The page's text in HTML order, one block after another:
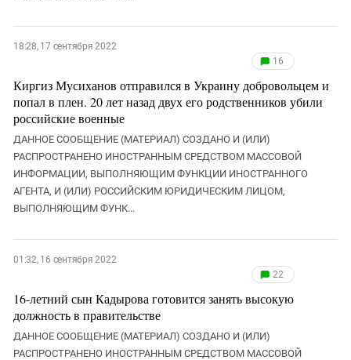
18:28, 17 сентября 2022
16
Киргиз Мусиханов отправился в Украину добровольцем и
попал в плен. 20 лет назад двух его родственников убили
российские военные
ДАННОЕ СООБЩЕНИЕ (МАТЕРИАЛ) СОЗДАНО И (ИЛИ)
РАСПРОСТРАНЕНО ИНОСТРАННЫМ СРЕДСТВОМ МАССОВОЙ
ИНФОРМАЦИИ, ВЫПОЛНЯЮЩИМ ФУНКЦИИ ИНОСТРАННОГО
АГЕНТА, И (ИЛИ) РОССИЙСКИМ ЮРИДИЧЕСКИМ ЛИЦОМ,
ВЫПОЛНЯЮЩИМ ФУНК...
01:32, 16 сентября 2022
22
16-летний сын Кадырова готовится занять высокую
должность в правительстве
ДАННОЕ СООБЩЕНИЕ (МАТЕРИАЛ) СОЗДАНО И (ИЛИ)
РАСПРОСТРАНЕНО ИНОСТРАННЫМ СРЕДСТВОМ МАССОВОЙ